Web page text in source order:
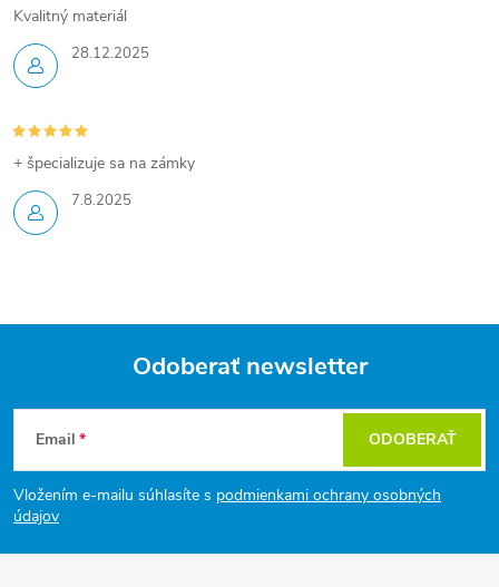
i
e
p
r
v
k
v
i
s
u
28.12.2025
Kvalitný materiál
7.8.2025
+ špecializuje sa na zámky
Z
á
p
Odoberať newsletter
Email
Vložením e-mailu súhlasíte s podmienkami ochrany osobných
údajov
ODOBERAŤ